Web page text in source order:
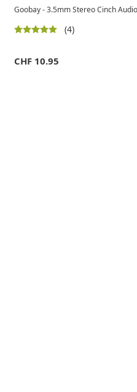
Goobay - 3.5mm Stereo Cinch
(4)
CHF 10.95